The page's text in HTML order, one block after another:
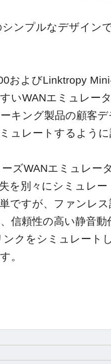
ンプルなデザイン
およびLinktropy
いWANエミュレー
キング製品の顧客
ュレートするよう
ズWANエミュレー
を別々にシミュレ
ですが、ファンレ
信頼性の高い静音
クをシミュレート
。